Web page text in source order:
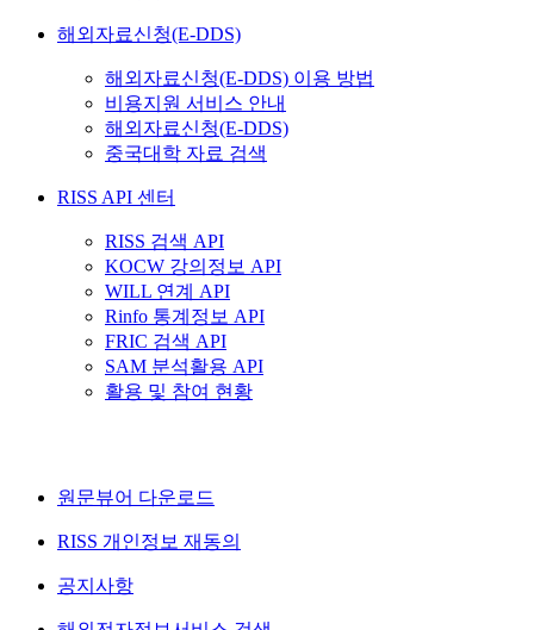
해외자료신청(E-DDS)
해외자료신청(E-DDS) 이용 방법
비용지원 서비스 안내
해외자료신청(E-DDS)
중국대학 자료 검색
RISS API 센터
RISS 검색 API
KOCW 강의정보 API
WILL 연계 API
Rinfo 통계정보 API
FRIC 검색 API
SAM 분석활용 API
활용 및 참여 현황
원문뷰어 다운로드
RISS 개인정보 재동의
공지사항